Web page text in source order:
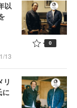
以
13
0
リ
に